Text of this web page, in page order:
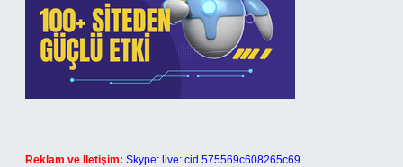
Reklam ve İletişim: Skype: live:.cid.575569c608265c69